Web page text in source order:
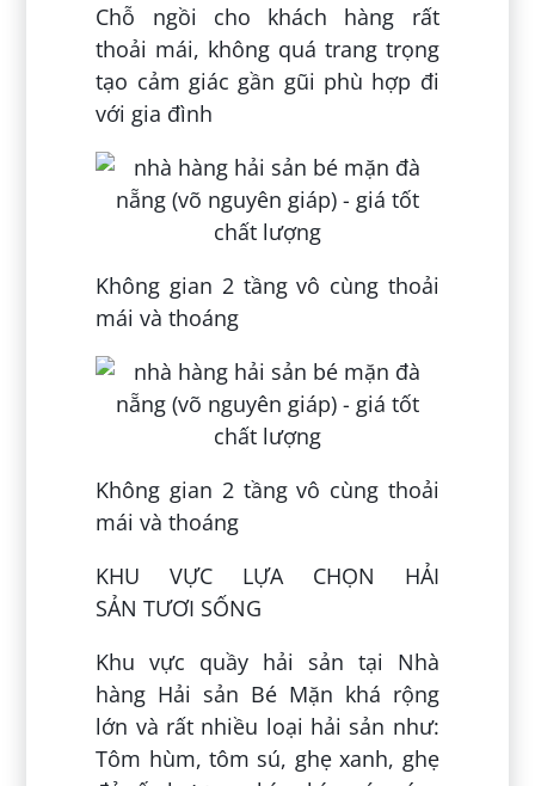
Chỗ ngồi cho khách hàng rất
thoải mái, không quá trang trọng
tạo cảm giác gần gũi phù hợp đi
với gia đình
Không gian 2 tầng vô cùng thoải
mái và thoáng
Không gian 2 tầng vô cùng thoải
mái và thoáng
KHU VỰC LỰA CHỌN HẢI
SẢN TƯƠI SỐNG
Khu vực quầy hải sản tại Nhà
hàng Hải sản Bé Mặn khá rộng
lớn và rất nhiều loại hải sản như:
Tôm hùm, tôm sú, ghẹ xanh, ghẹ